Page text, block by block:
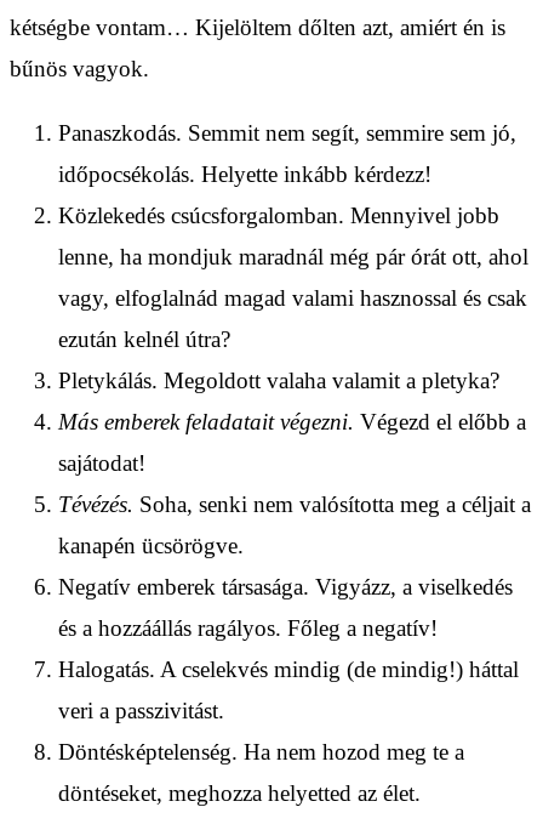
kétségbe vontam… Kijelöltem dőlten azt, amiért én is
bűnös vagyok.
Panaszkodás. Semmit nem segít, semmire sem jó,
időpocsékolás. Helyette inkább kérdezz!
Közlekedés csúcsforgalomban. Mennyivel jobb
lenne, ha mondjuk maradnál még pár órát ott, ahol
vagy, elfoglalnád magad valami hasznossal és csak
ezután kelnél útra?
Pletykálás. Megoldott valaha valamit a pletyka?
Más emberek feladatait végezni. Végezd el előbb a
sajátodat!
Tévézés. Soha, senki nem valósította meg a céljait a
kanapén ücsörögve.
Negatív emberek társasága. Vigyázz, a viselkedés
és a hozzáállás ragályos. Főleg a negatív!
Halogatás. A cselekvés mindig (de mindig!) háttal
veri a passzivitást.
Döntésképtelenség. Ha nem hozod meg te a
döntéseket, meghozza helyetted az élet.